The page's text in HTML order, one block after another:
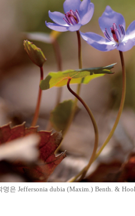
은 Jeffersonia dubia (Maxim.) Benth. &